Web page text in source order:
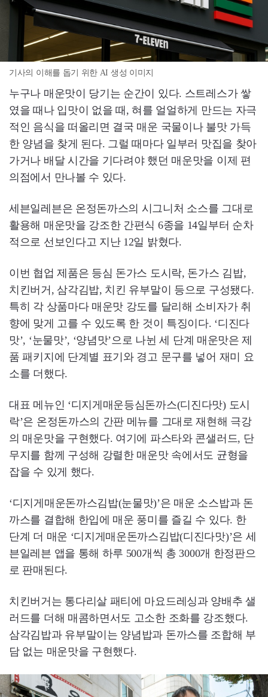
기사의 이해를 돕기 위한 AI 생성 이미지
누구나 매운맛이 당기는 순간이 있다. 스트레스가 쌓
였을 때나 입맛이 없을 때, 혀를 얼얼하게 만드는 자극
적인 음식을 떠올리면 결국 매운 국물이나 불맛 가득
한 양념을 찾게 된다. 그럴 때마다 일부러 맛집을 찾아
가거나 배달 시간을 기다려야 했던 매운맛을 이제 편
의점에서 만나볼 수 있다.
세븐일레븐은 온정돈까스의 시그니처 소스를 그대로
활용해 매운맛을 강조한 간편식 6종을 14일부터 순차
적으로 선보인다고 지난 12일 밝혔다.
이번 협업 제품은 등심 돈가스 도시락, 돈가스 김밥,
치킨버거, 삼각김밥, 치킨 유부말이 등으로 구성됐다.
특히 각 상품마다 매운맛 강도를 달리해 소비자가 취
향에 맞게 고를 수 있도록 한 것이 특징이다. ‘디진다
맛’, ‘눈물맛’, ‘양념맛’으로 나뉜 세 단계 매운맛은 제
품 패키지에 단계별 표기와 경고 문구를 넣어 재미 요
소를 더했다.
대표 메뉴인 ‘디지게매운등심돈까스(디진다맛) 도시
락’은 온정돈까스의 간판 메뉴를 그대로 재현해 극강
의 매운맛을 구현했다. 여기에 파스타와 콘샐러드, 단
무지를 함께 구성해 강렬한 매운맛 속에서도 균형을
잡을 수 있게 했다.
‘디지게매운돈까스김밥(눈물맛)’은 매운 소스밥과 돈
까스를 결합해 한입에 매운 풍미를 즐길 수 있다. 한
단계 더 매운 ‘디지게매운돈까스김밥(디진다맛)’은 세
븐일레븐 앱을 통해 하루 500개씩 총 3000개 한정판으
로 판매된다.
치킨버거는 통다리살 패티에 마요드레싱과 양배추 샐
러드를 더해 매콤하면서도 고소한 조화를 강조했다.
삼각김밥과 유부말이는 양념밥과 돈까스를 조합해 부
담 없는 매운맛을 구현했다.